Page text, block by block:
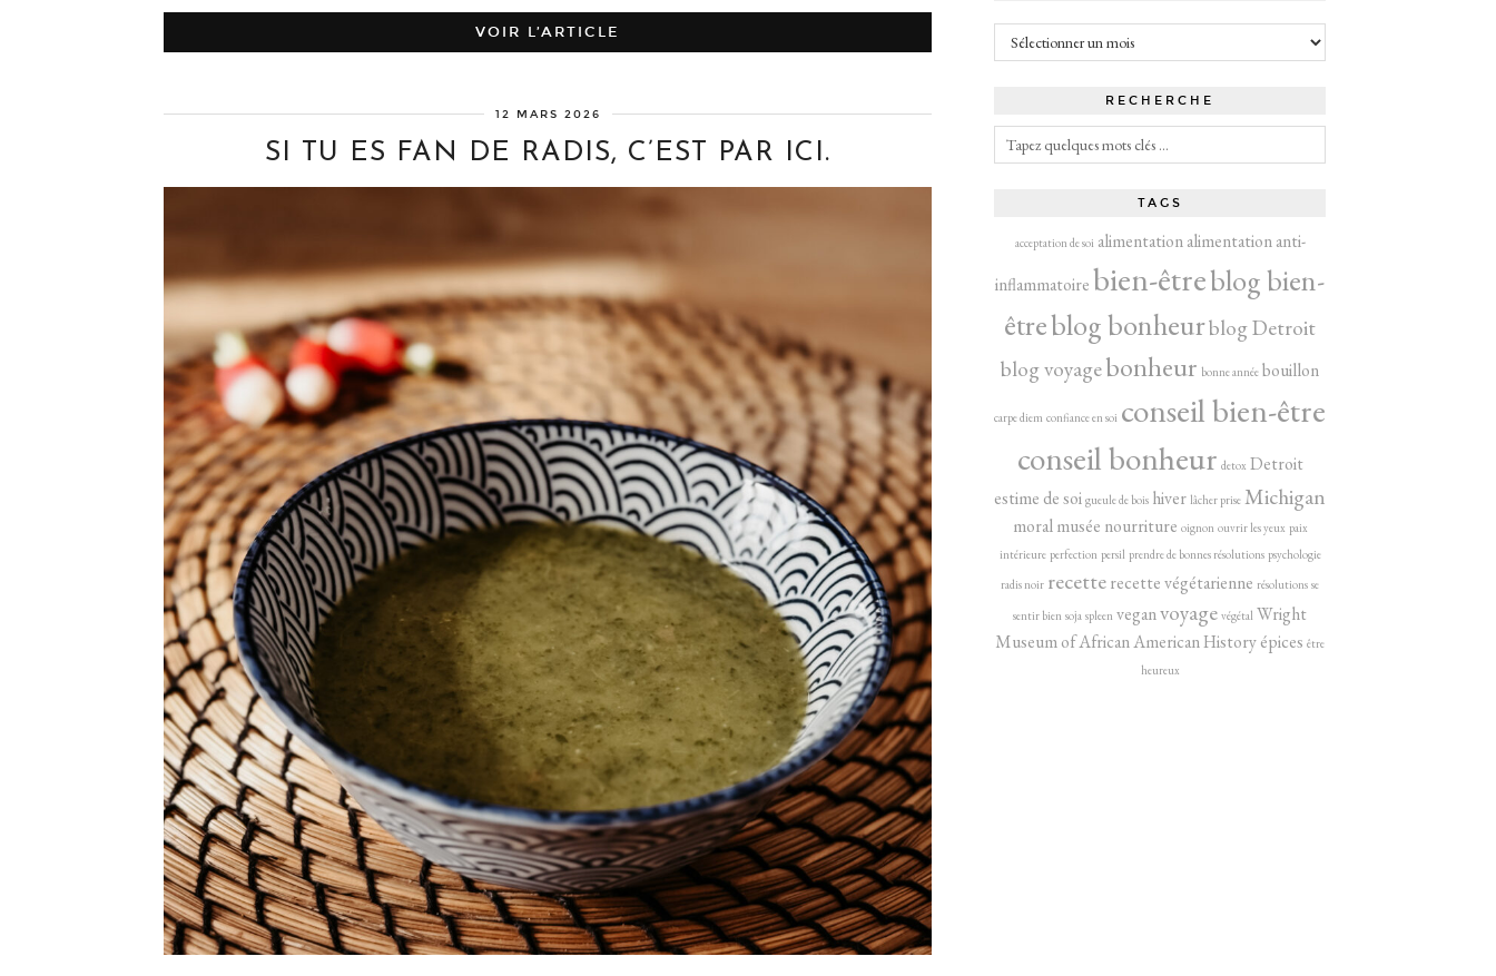
VOIR L’ARTICLE
12 MARS 2026
SI TU ES FAN DE RADIS, C’EST PAR ICI.
Archives
RECHERCHE
TAGS
acceptation de soi alimentation alimentation anti-
inflammatoirebien-êtreblog bien-
êtreblog bonheurblog Detroit
blog voyagebonheur bonne année bouillon
carpe diem confiance en soi conseil bien-être
conseil bonheur detox Detroit
estime de soi gueule de bois hiver lâcher prise Michigan
moral musée nourriture oignon ouvrir les yeux paix
intérieure perfection persil prendre de bonnes résolutions psychologie
radis noir recetterecette végétarienne résolutions se
sentir bien soja spleen veganvoyage végétal Wright
Museum of African American Historyépices être
heureux